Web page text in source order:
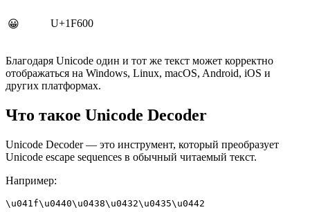
😀 U+1F600
Благодаря Unicode один и тот же текст может корректно
отображаться на Windows, Linux, macOS, Android, iOS и
других платформах.
Что такое Unicode Decoder
Unicode Decoder — это инструмент, который преобразует
Unicode escape sequences в обычный читаемый текст.
Например:
\u041f\u0440\u0438\u0432\u0435\u0442